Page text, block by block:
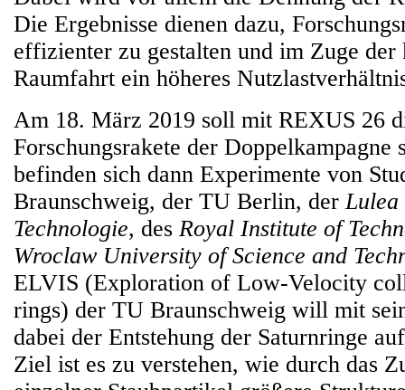
Die Ergebnisse dienen dazu,
effizienter zu gestalten und im Zuge
Raumfahrt ein höheres
Am 18. März 2019 soll mit REXUS 26
Forschungsrakete der Doppelkampagne
befinden sich dann Experimente von
Braunschweig, der TU Berlin, der
Technologie, des Royal Institute of
Wroclaw University of Science and
ELVIS (Exploration of Low-Velocity
rings) der TU Braunschweig will mit
dabei der Entstehung der Saturnringe
Ziel ist es zu verstehen, wie durch das